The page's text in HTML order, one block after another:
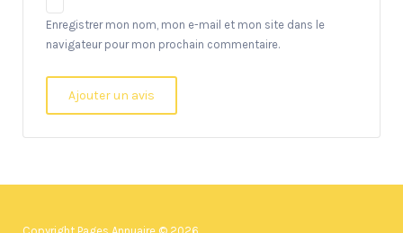
Enregistrer mon nom, mon e-mail et mon site dans le
navigateur pour mon prochain commentaire.